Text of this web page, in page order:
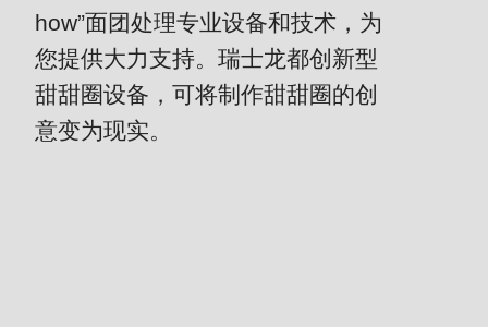
592
of
modules/custom/rondo_contact/src/ContactService.php
how”面团处理专业设备和技术，为
您提供大力支持。瑞士龙都创新型
甜甜圈设备，可将制作甜甜圈的创
意变为现实。